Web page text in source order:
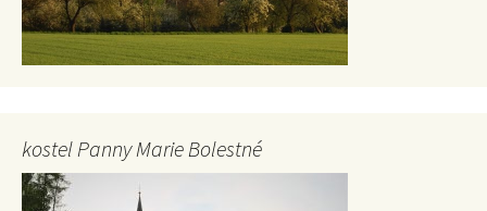
kostel Panny Marie Bolestné